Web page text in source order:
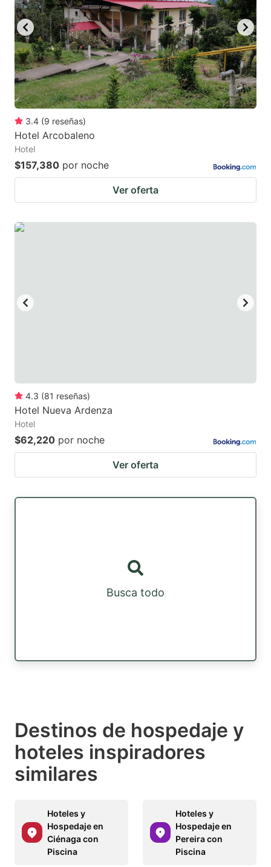
key
to
get
the
keyboard
shortcuts
for
changing
key
to
get
the
keyboard
shortcuts
3.4 (9 reseñas)
Hotel Arcobaleno
Hotel
$157,380 por noche
Ver oferta
4.3 (81 reseñas)
Hotel Nueva Ardenza
Hotel
$62,220 por noche
Ver oferta
Busca todo
Destinos de hospedaje y
hoteles inspiradores
similares
Hoteles y
Hospedaje en
Ciénaga con
Piscina
Hoteles y
Hospedaje en
Pereira con
Piscina